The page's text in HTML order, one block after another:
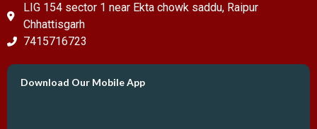
LIG 154 sector 1 near Ekta chowk saddu, Raipur
Chhattisgarh
7415716723
Download Our Mobile App